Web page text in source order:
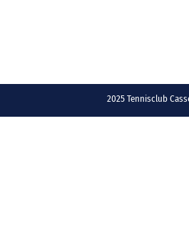
2025 Tennisclub